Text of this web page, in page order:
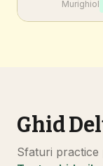
Murighiol
Ghid
Sfaturi practice